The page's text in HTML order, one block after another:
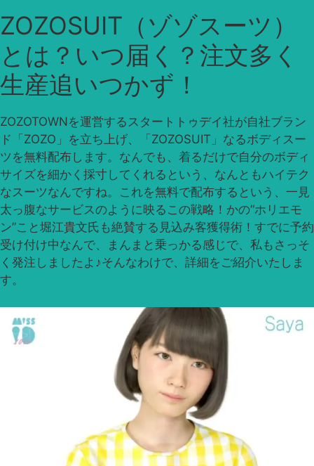
ZOZOSUIT（ゾゾスーツ）
とは？いつ届く？注文多く
生産追いつかず！
ZOZOTOWNを運営するスタートトゥデイ社が自社ブラン
ド「ZOZO」を立ち上げ、「ZOZOSUIT」なるボディスー
ツを無料配布します。なんでも、着るだけで自分のボディ
サイズを細かく採寸してくれるという、なんともハイテク
なスーツなんですね。これを無料で配布するという、一見
太っ腹なサービスのように映るこの戦略！かの“ホリエモ
ン”こと堀江貴文氏も絶賛する見込み客獲得術！すでに予約
受け付け中なんで、まんまと乗っかる感じで、私もさっそ
く発注しましたよ♪そんなわけで、詳細をご紹介いたしま
す。